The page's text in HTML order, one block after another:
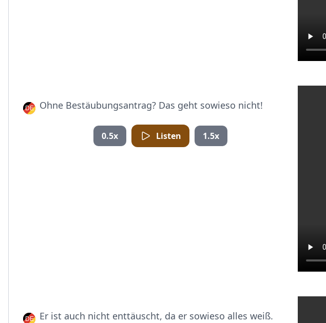
Ohne Bestäubungsantrag? Das geht sowieso nicht!
0.5x Listen 1.5x
Er ist auch nicht enttäuscht, da er sowieso alles weiß.